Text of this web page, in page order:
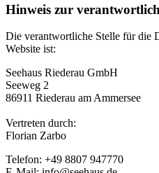
Hinweis zur
Die verantwortliche Stelle für die
Website ist:
Seehaus Riederau GmbH
Seeweg 2
86911 Riederau am Ammersee
Vertreten durch:
Florian Zarbo
Telefon: +49 8807 947770